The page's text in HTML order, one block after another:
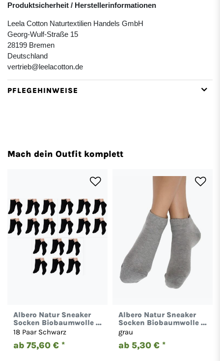
Produktsicherheit / Herstellerinformationen
Leela Cotton Naturtextilien Handels GmbH
Georg-Wulf-Straße 15
28199 Bremen
Deutschland
vertrieb@leelacotton.de
PFLEGEHINWEISE
Mach dein Outfit komplett
Albero Natur Sneaker
Socken Biobaumwolle 1
bis 18 Paare Damen
18 Paar Schwarz
ab 75,60 € *
Albero Natur Sneaker
Socken Biobaumwolle 1
bis 18 Paare Damen
Herren
grau
ab 5,30 € *